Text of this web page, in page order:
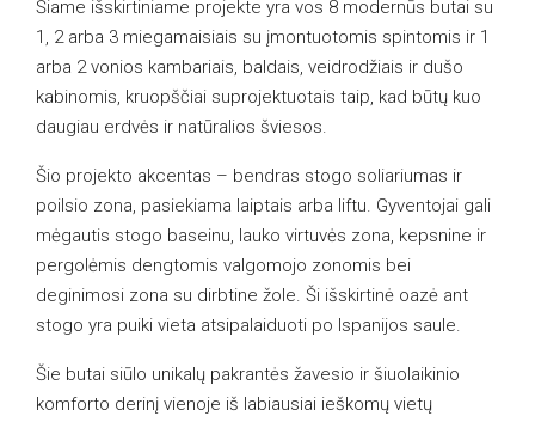
Šiame išskirtiniame projekte yra vos 8 modernūs butai su
1, 2 arba 3 miegamaisiais su įmontuotomis spintomis ir 1
arba 2 vonios kambariais, baldais, veidrodžiais ir dušo
kabinomis, kruopščiai suprojektuotais taip, kad būtų kuo
daugiau erdvės ir natūralios šviesos.
Šio projekto akcentas – bendras stogo soliariumas ir
poilsio zona, pasiekiama laiptais arba liftu. Gyventojai gali
mėgautis stogo baseinu, lauko virtuvės zona, kepsnine ir
pergolėmis dengtomis valgomojo zonomis bei
deginimosi zona su dirbtine žole. Ši išskirtinė oazė ant
stogo yra puiki vieta atsipalaiduoti po Ispanijos saule.
Šie butai siūlo unikalų pakrantės žavesio ir šiuolaikinio
komforto derinį vienoje iš labiausiai ieškomų vietų